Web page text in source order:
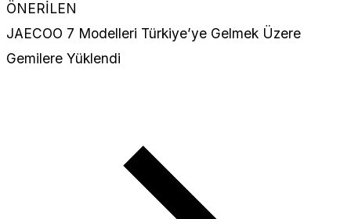
ÖNERİLEN
JAECOO 7 Modelleri Türkiye’ye Gelmek Üzere
Gemilere Yüklendi